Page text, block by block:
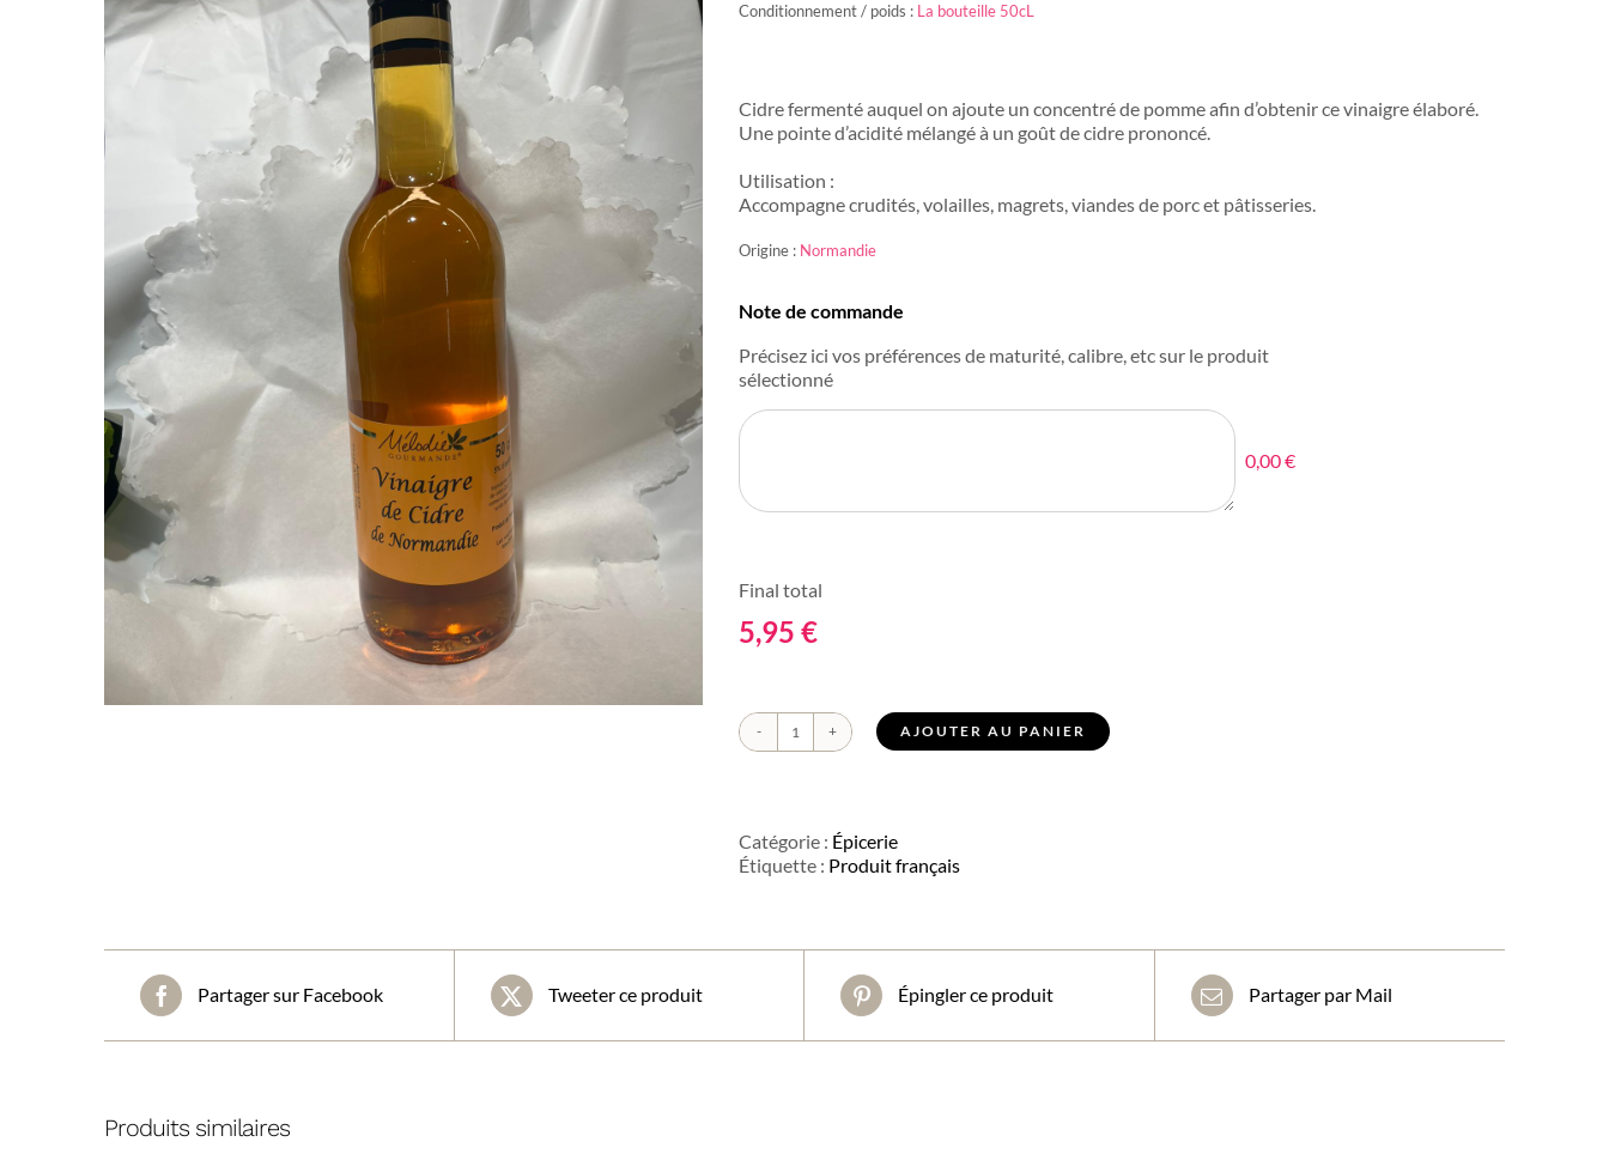
Conditionnement / poids : La bouteille 50cL
Cidre fermenté auquel on ajoute un concentré de pomme afin d’obtenir ce vinaigre élaboré.
Une pointe d’acidité mélangé à un goût de cidre prononcé.
Utilisation :
Accompagne crudités, volailles, magrets, viandes de porc et pâtisseries.
Origine : Normandie
Note de commande
Précisez ici vos préférences de maturité, calibre, etc sur le produit
sélectionné
0,00 €
Final total
5,95 €
quantité
cidre
AJOUTER AU PANIER
Catégorie : Épicerie
Étiquette : Produit français
Partager sur Facebook Tweeter ce produit Épingler ce produit Partager par Mail
Produits similaires